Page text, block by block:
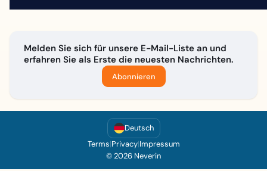
Melden Sie sich für unsere E-Mail-Liste an und
erfahren Sie als Erste die neuesten Nachrichten.
Abonnieren
Deutsch
Terms|Privacy|Impressum
© 2026 Neverin